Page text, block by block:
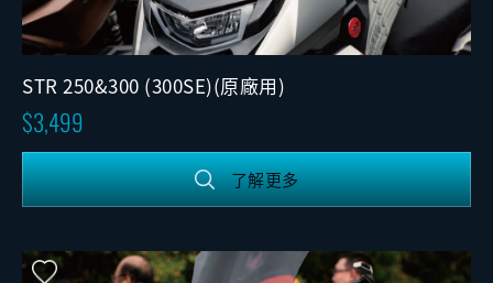
STR 250&300 (300SE)(原廠用)
3,499
了解更多